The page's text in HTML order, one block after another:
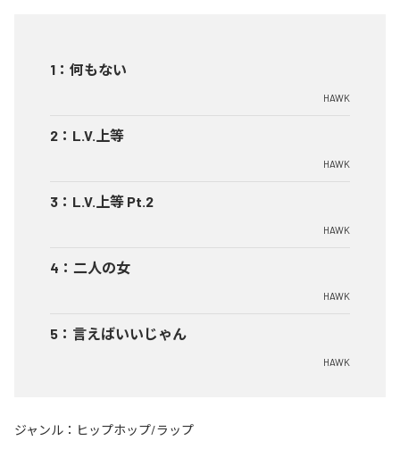
1 ： 何もない
HAWK
2 ： L.V.上等
HAWK
3 ： L.V.上等 Pt.2
HAWK
4 ： 二人の女
HAWK
5 ： 言えばいいじゃん
HAWK
ジャンル： ヒップホップ/ラップ